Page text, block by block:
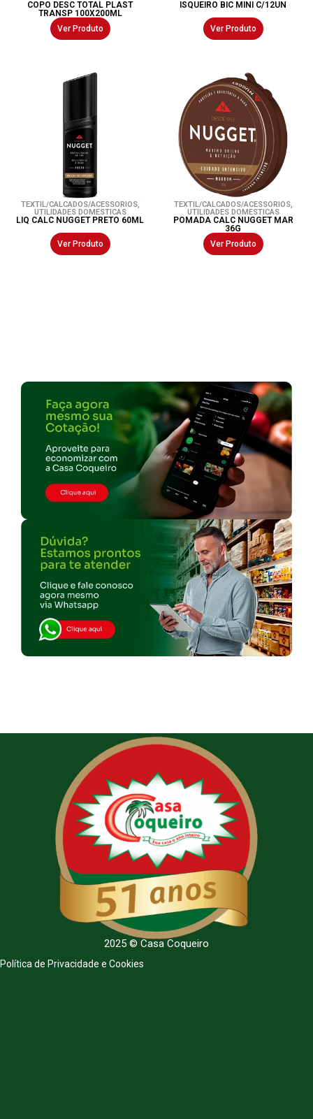
COPO DESC TOTAL PLAST
TRANSP 100X200ML
Ver Produto
ISQUEIRO BIC MINI C/12UN
Ver Produto
TEXTIL/CALCADOS/ACESSORIOS,
UTILIDADES DOMESTICAS
LIQ CALC NUGGET PRETO 60ML
Ver Produto
TEXTIL/CALCADOS/ACESSORIOS,
UTILIDADES DOMESTICAS
POMADA CALC NUGGET MAR
36G
Ver Produto
2025 © Casa Coqueiro
Política de Privacidade e Cookies